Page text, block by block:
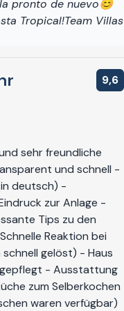
pronto de nuevo😊
Tropical!Team Villas
9,6
sehr freundliche
und schnell -
deutsch) -
zur Anlage -
Tips zu den
Reaktion bei
gelöst) - Haus
- Ausstattung
zum Selberkochen
waren verfügbar)